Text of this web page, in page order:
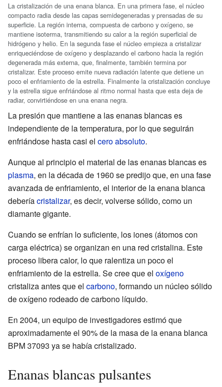
La cristalización de una enana blanca. En una primera fase, el núcleo
compacto radia desde las capas semidegeneradas y prensadas de su
superficie. La región interna, compuesta de carbono y oxígeno, se
mantiene isoterma, transmitiendo su calor a la región superficial de
hidrógeno y helio. En la segunda fase el núcleo empieza a cristalizar
enriqueciéndose de oxígeno y desplazando el carbono hacia la región
degenerada más externa, que, finalmente, también termina por
cristalizar. Este proceso emite nueva radiación latente que detiene un
poco el enfriamiento de la estrella. Finalmente la cristalización concluye
y la estrella sigue enfriándose al ritmo normal hasta que esta deja de
radiar, convirtiéndose en una enana negra.
La presión que mantiene a las enanas blancas es
independiente de la temperatura, por lo que seguirán
enfriándose hasta casi el cero absoluto.
Aunque al principio el material de las enanas blancas es
plasma, en la década de 1960 se predijo que, en una fase
avanzada de enfriamiento, el interior de la enana blanca
deberíacristalizar, es decir, volverse sólido, como un
diamante gigante.
Cuando se enfrían lo suficiente, los iones (átomos con
carga eléctrica) se organizan en una red cristalina. Este
proceso libera calor, lo que ralentiza un poco el
enfriamiento de la estrella. Se cree que el oxígeno
cristaliza antes que el carbono, formando un núcleo sólido
de oxígeno rodeado de carbono líquido.
En 2004, un equipo de investigadores estimó que
aproximadamente el 90% de la masa de la enana blanca
BPM 37093 ya se había cristalizado.
Enanas blancas pulsantes